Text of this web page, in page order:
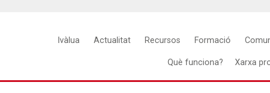
Main
Ivàlua Actualitat Recursos Formació
Què funciona? Xarxa